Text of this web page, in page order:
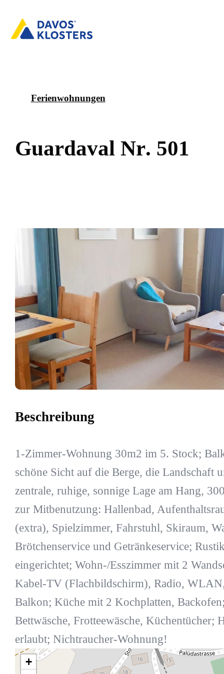
Ferienwohnungen
Guardaval Nr. 501
Beschreibung
1-Zimmer-Wohnung 30m2 im 5. Stock;
schöne Sicht auf die Berge, die Landschaft
zentrale, ruhige, sonnige Lage am Hang,
zur Mitbenutzung: Hallenbad,
(extra), Spielzimmer, Fahrstuhl, Skiraum,
Brötchenservice und Getränkeservice;
eingerichtet; Wohn-/Esszimmer mit 2
Kabel-TV (Flachbildschirm), Radio,
Balkon; Küche mit 2 Kochplatten,
Bettwäsche, Frotteewäsche, Küchentücher;
erlaubt; Nichtraucher-Wohnung!
+